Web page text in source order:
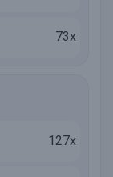
73x
127x